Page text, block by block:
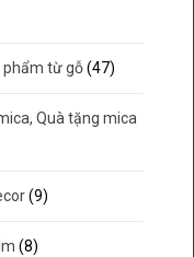
phẩm từ gỗ (47)
Quà tặng mica
(9)
(8)